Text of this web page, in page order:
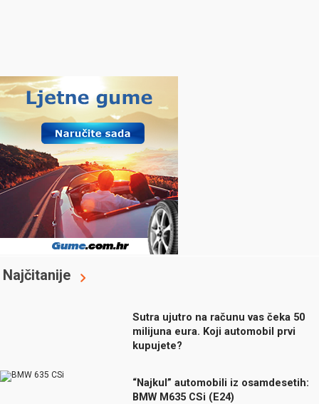
Najčitanije
Sutra ujutro na računu vas čeka 50
milijuna eura. Koji automobil prvi
kupujete?
“Najkul” automobili iz osamdesetih:
BMW M635 CSi (E24)